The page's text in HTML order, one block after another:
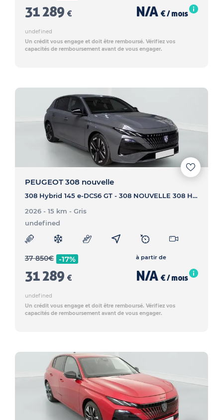
31 289 € N/A € / mois
undefined
Un crédit vous engage et doit être remboursé. Vérifiez vos
capacités de remboursement avant de vous engager.
PEUGEOT 308 nouvelle
308 Hybrid 145 e-DCS6 GT - 308 NOUVELLE 308 Hybrid 145 e-DCS6 GT
2026 - 15 km - Gris
undefined
37 850€ -17%
31 289 €
à partir de
N/A € / mois
undefined
Un crédit vous engage et doit être remboursé. Vérifiez vos
capacités de remboursement avant de vous engager.